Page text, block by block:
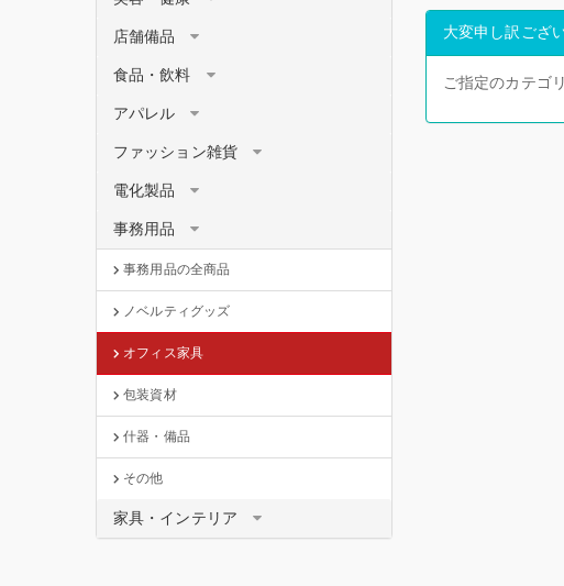
店舗備品
食品・飲料
アパレル
ファッション雑貨
電化製品
事務用品
事務用品の全商品
ノベルティグッズ
オフィス家具
包装資材
什器・備品
その他
家具・インテリア
大変申し訳ござ
ご指定のカテゴ